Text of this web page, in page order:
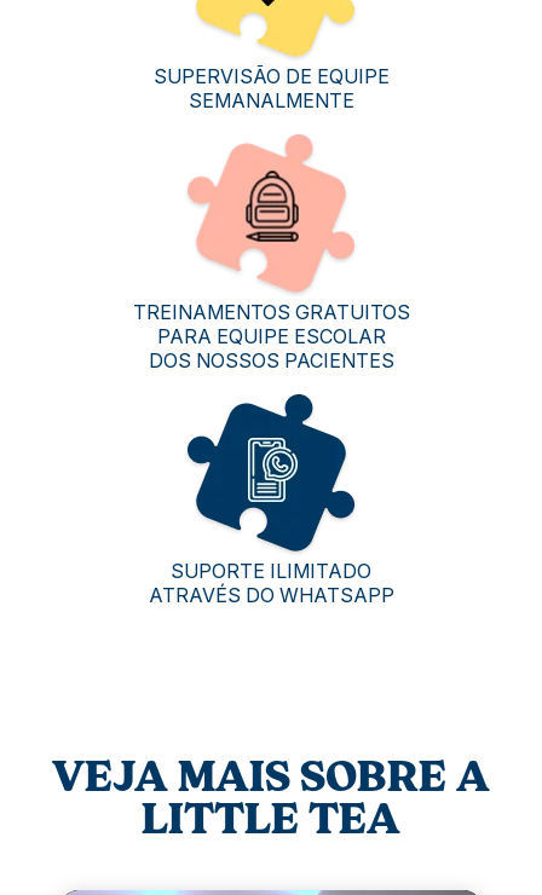
SUPERVISÃO DE EQUIPE
SEMANALMENTE
TREINAMENTOS GRATUITOS
PARA EQUIPE ESCOLAR
DOS NOSSOS PACIENTES
SUPORTE ILIMITADO
ATRAVÉS DO WHATSAPP
VEJA MAIS SOBRE A
LITTLE TEA